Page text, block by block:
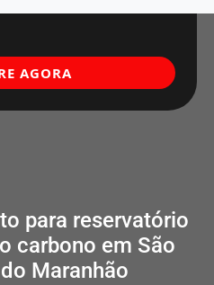
para reservatório
carbono em São
Maranhão
AGORA